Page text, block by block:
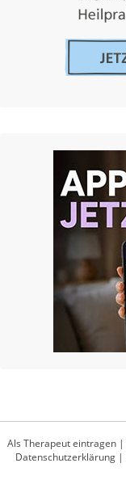
Als Therapeut eintragen |
Datenschutzerklärung|